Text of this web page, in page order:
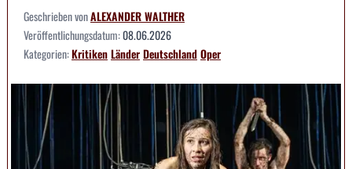
Geschrieben vonALEXANDER WALTHER
Veröffentlichungsdatum:08.06.2026
Kategorien:KritikenLänderDeutschlandOper